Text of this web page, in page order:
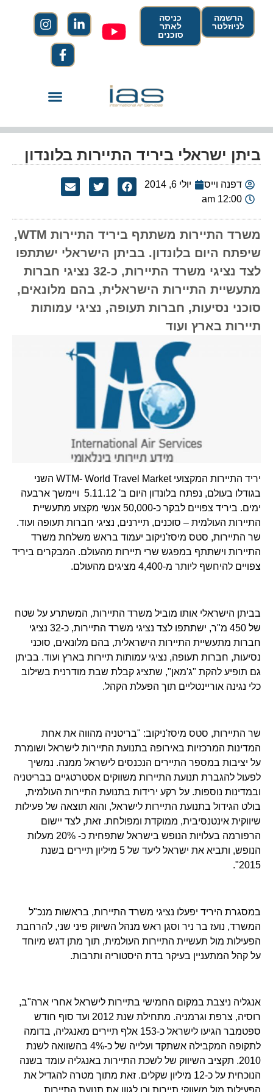
הרשמה
לניוזלטר
כניסה
לאתר
סוכנים
ביתן ישראלי ביריד התיירות בלונדון
דפנה וייס
יולי 6, 2014
12:00 am
משרד התיירות משתתף ביריד התיירות WTM,
שיפתח היום בלונדון. בביתן הישראלי ישתתפו
לצד נציגי משרד התיירות, כ-32 נציגי חברות
מתעשיית התיירות הישראלית, בהם מלונאים,
סוכני נסיעות, חברות תעופה, נציגי עמותות
תיירות בארץ ועוד
יריד התיירות המקצועי WTM- World Travel Market השני
בגודלו בעולם, נפתח בלונדון היום ב' 5.11.12 ויימשך ארבעה
ימים. ביריד צפויים לבקר כ-50,000 אנשי מקצוע מתעשיית
התיירות העולמית – סוכנים, תיירנים, נציגי חברות תעופה ועוד.
שר התיירות, סטס מיסז'ניקוב יעמוד בראש משלחת משרד
התיירות וישתתף במפגש שרי תיירות מהעולם. המבקרים ביריד
צפויים להיחשף ליותר מ-4,400 מציגים מהעולם.
בביתן הישראלי אותו מוביל משרד התיירות, המשתרע על שטח
של 450 מ"ר, ישתתפו לצד נציגי משרד התיירות, כ-32 נציגי
חברות מתעשיית התיירות הישראלית, בהם מלונאים, סוכני
נסיעות, חברות תעופה, נציגי עמותות תיירות בארץ ועוד. בביתן
גם תופיע להקת "ג'מאן", שתציג קבלת שבת מודרנית בשילוב
כלי נגינה אוריינטליים תוך הפעלת הקהל.
שר התיירות, סטס מיסז'ניקוב: "בריטניה מהווה את אחת
המדינות המרכזיות באירופה בתנועת התיירות לישראל ושומרת
על יציבות במספר התיירים הנכנסים לישראל ממנה. נמשיך
לפעול להגברת תנועת התיירות משווקים אסטרטגיים בבריטניה
ובמדינות נוספות. על רקע ירידות בתנועת התיירות העולמית,
בולט הגידול בתנועת התיירות לישראל, והוא תוצאה של פעילות
שיווקית אינטנסיבית, ממוקדת ומפולחת. זאת, לצד יישום
הרפורמה בעלויות הנופש בישראל שתפחית כ- 20% מעלות
הנופש, ותביא את ישראל ליעד של 5 מיליון תיירים בשנת
2015".
במסגרת היריד יפעלו נציגי משרד התיירות, בראשות מנכ"ל
המשרד, נועז בר ניר וסגן ראש מנהל השיווק פיני שני, להרחבת
הפעילות מול תעשיית התיירות העולמית, תוך מתן דגש מיוחד
על קהל המתעניין בעיקר בדת היסטוריה ותרבות.
אנגליה ניצבת במקום החמישי בתיירות לישראל אחרי ארה"ב,
רוסיה, צרפת וגרמניה. מתחילת שנת 2012 ועד סוף חודש
ספטמבר הגיעו לישראל כ-153 אלף תיירים מאנגליה, בדומה
לתקופה המקבילה אשתקד ועלייה של כ-4% בהשוואה לשנת
2010. תקציב השיווק של לשכת התיירות באנגליה עומד בשנה
הנוכחית על כ-12 מיליון שקלים. זאת מתוך מטרה להגדיל את